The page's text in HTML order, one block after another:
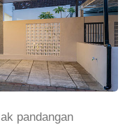
pandangan